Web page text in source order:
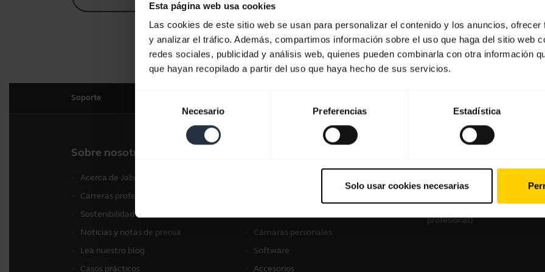
Esta página web usa cookies
Las cookies de este sitio web se usan para personalizar el contenido y los anuncios,
y analizar el tráfico. Además, compartimos información sobre el uso que haga del sitio web
redes sociales, publicidad y análisis web, quienes pueden combinarla con otra información
que hayan recopilado a partir del uso que haya hecho de sus servicios.
consentimiento
Necesario Preferencias Estadística
Solo usar cookies necesarias
Software y aplicaciones
Soporte
Sobre nosotros
Acerca de Jabra
Carreras profesionales
Sostenibilidad
Noticias y notas de prensa
Lea nuestro blog
Casos prácticos
Cámaras personales
Software
Accesorios
profesional)